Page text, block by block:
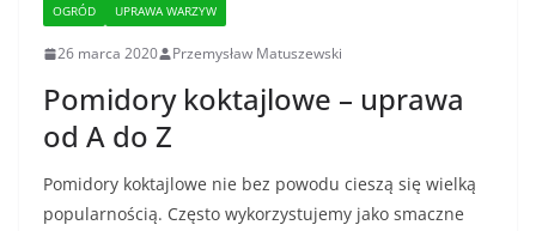
OGRÓD UPRAWA WARZYW
26 marca 2020 Przemysław Matuszewski
Pomidory koktajlowe – uprawa
od A do Z
Pomidory koktajlowe nie bez powodu cieszą się wielką
popularnością. Często wykorzystujemy jako smaczne